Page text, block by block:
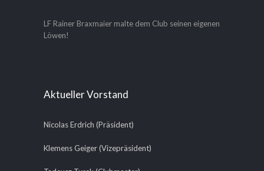
LF Rainer Braxmaier malte dem Club seinen eigenen
Löwen!
Aktueller Vorstand
Nicolas Erdrich (Präsident)
Klemens Geiger (Vizepräsident)